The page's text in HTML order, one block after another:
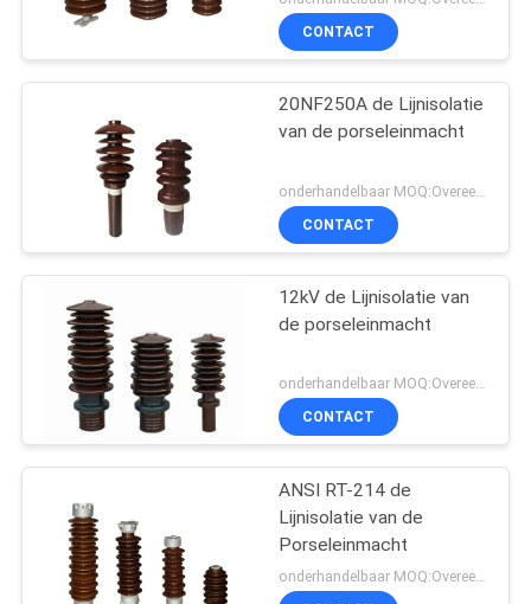
CONTACT
20NF250A de Lijnisolatie
van de porseleinmacht
CONTACT
12kV de Lijnisolatie van
de porseleinmacht
onderhandelbaar MOQ:Overeen te komen
CONTACT
ANSI RT-214 de
Lijnisolatie van de
Porseleinmacht
onderhandelbaar MOQ:Overeen te komen